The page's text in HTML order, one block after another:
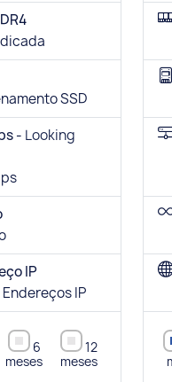
SSD
- Looking
IP
IP
6
meses
12
meses